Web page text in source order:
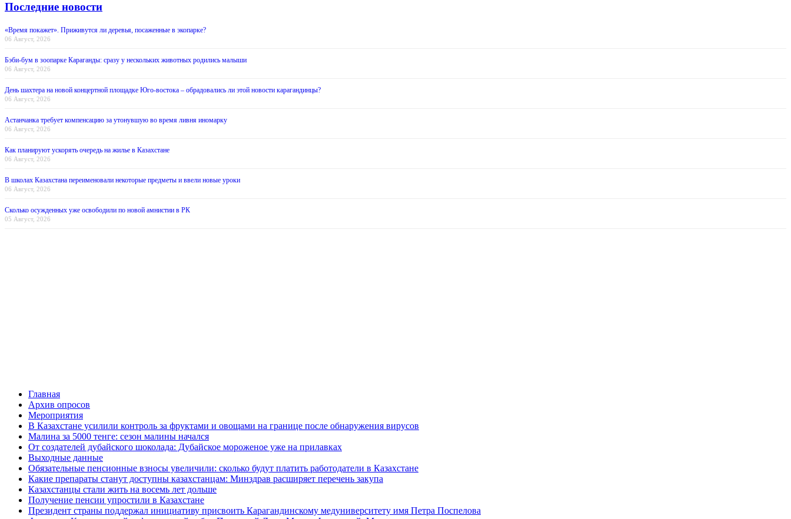
Последние новости
«Время покажет». Приживутся ли деревья, посаженные в экопарке?
06 Август, 2026
Бэби-бум в зоопарке Караганды: сразу у нескольких животных родились малыши
06 Август, 2026
День шахтера на новой концертной площадке Юго-востока – обрадовались ли этой новости карагандинцы?
06 Август, 2026
Астанчанка требует компенсацию за утонувшую во время ливня иномарку
06 Август, 2026
Как планируют ускорять очередь на жилье в Казахстане
06 Август, 2026
В школах Казахстана переименовали некоторые предметы и ввели новые уроки
06 Август, 2026
Сколько осужденных уже освободили по новой амнистии в РК
05 Август, 2026
Главная
Архив опросов
Мероприятия
В Казахстане усилили контроль за фруктами и овощами на границе после обнаружения вирусов
Малина за 5000 тенге: сезон малины начался
От создателей дубайского шоколада: Дубайское мороженое уже на прилавках
Выходные данные
Обязательные пенсионные взносы увеличили: сколько будут платить работодатели в Казахстане
Какие препараты станут доступны казахстанцам: Минздрав расширяет перечень закупа
Казахстанцы стали жить на восемь лет дольше
Получение пенсии упростили в Казахстане
Президент страны поддержал инициативу присвоить Карагандинскому медуниверситету имя Петра Поспелова